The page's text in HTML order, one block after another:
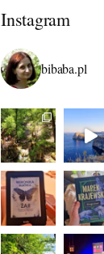
Instagram
bibaba.pl